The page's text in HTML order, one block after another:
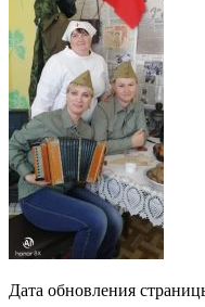
Дата обновления